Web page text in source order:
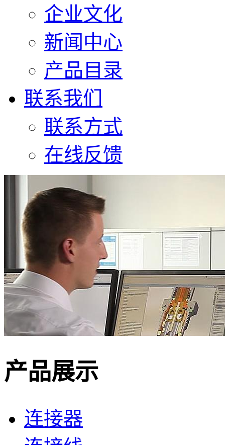
企业文化
新闻中心
产品目录
联系我们
联系方式
在线反馈
产品展示
连接器